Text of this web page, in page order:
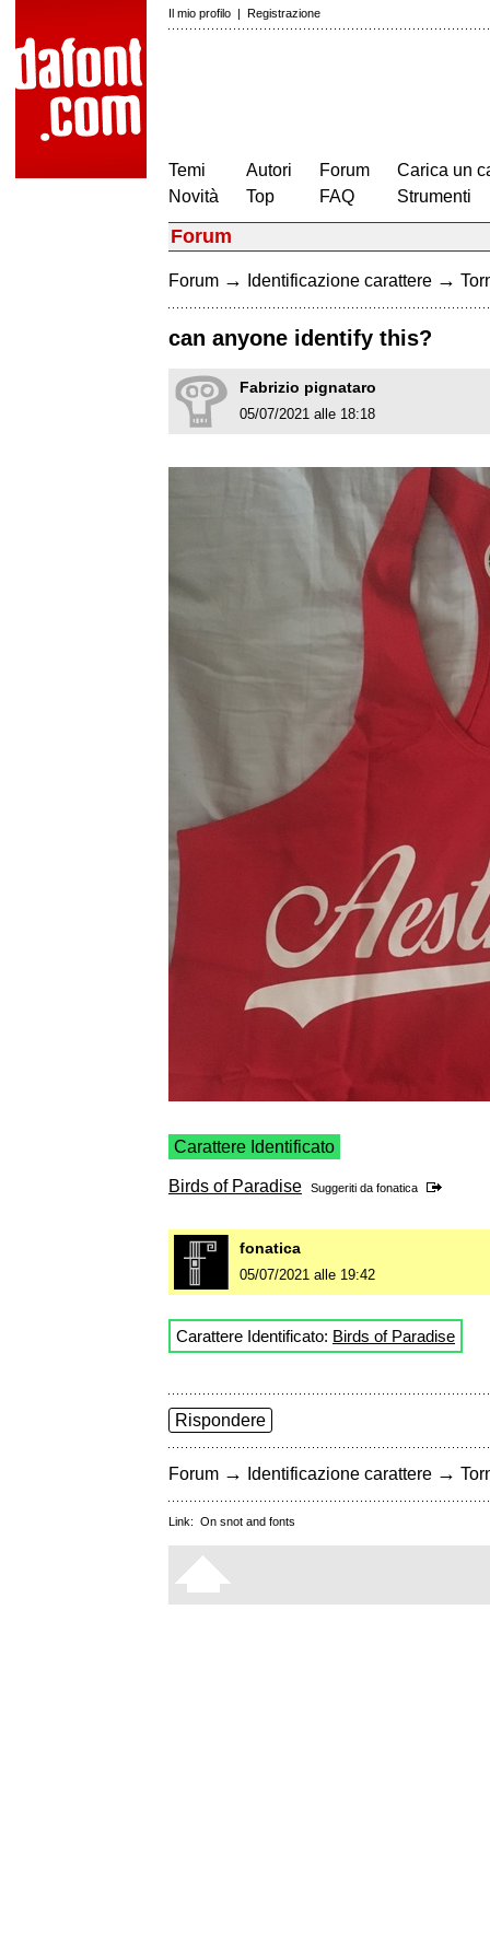
Il mio profilo | Registrazione
Temi
Novità
Autori
Top
Forum
FAQ
Carica un
Strumenti
Forum
Forum → Identificazione carattere →
can anyone identify this?
Fabrizio pignataro
05/07/2021 alle 18:18
Carattere Identificato
Birds of Paradise Suggeriti da fonatica
fonatica
05/07/2021 alle 19:42
Carattere Identificato: Birds of Paradise
Rispondere
Forum → Identificazione carattere →
Link: On snot and fonts